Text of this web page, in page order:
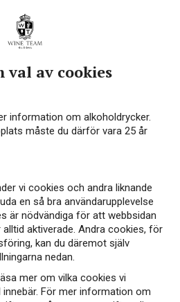
val av cookies
information om alkoholdrycker.
måste du därför vara 25 år
vi cookies och andra liknande
en så bra användarupplevelse
är nödvändiga för att webbsidan
aktiverade. Andra cookies, för
kan du däremot själv
nedan.
mer om vilka cookies vi
innebär. För mer information om